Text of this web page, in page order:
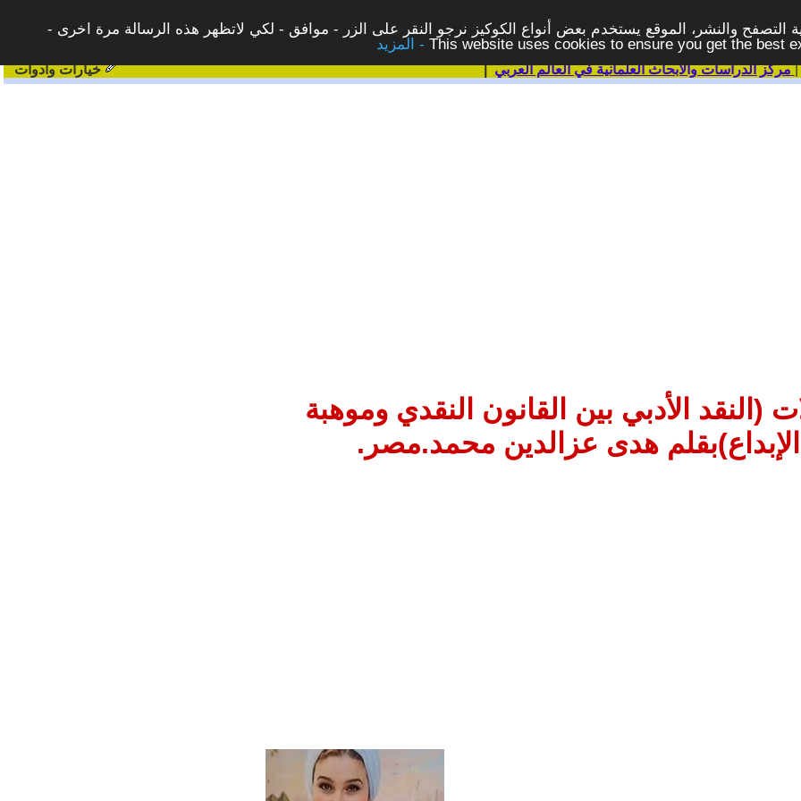
التصفح والنشر، الموقع يستخدم بعض أنواع الكوكيز نرجو النقر على الزر - موافق - لكي لاتظهر هذه الرسالة مرة اخرى -
This website uses cookies to ensure you get the best
|مركز الدراسات والابحاث العلمانية في العالم العربي | خيارات وادوات
(النقد الأدبي بين القانون النقدي وموهبة
الإبداع)بقلم هدى عزالدين محمد.مصر.